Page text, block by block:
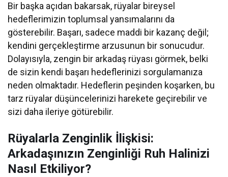
Bir başka açıdan bakarsak, rüyalar bireysel
hedeflerimizin toplumsal yansımalarını da
gösterebilir. Başarı, sadece maddi bir kazanç değil;
kendini gerçekleştirme arzusunun bir sonucudur.
Dolayısıyla, zengin bir arkadaş rüyası görmek, belki
de sizin kendi başarı hedeflerinizi sorgulamanıza
neden olmaktadır. Hedeflerin peşinden koşarken, bu
tarz rüyalar düşüncelerinizi harekete geçirebilir ve
sizi daha ileriye götürebilir.
Rüyalarla Zenginlik İlişkisi:
Arkadaşınızın Zenginliği Ruh Halinizi
Nasıl Etkiliyor?